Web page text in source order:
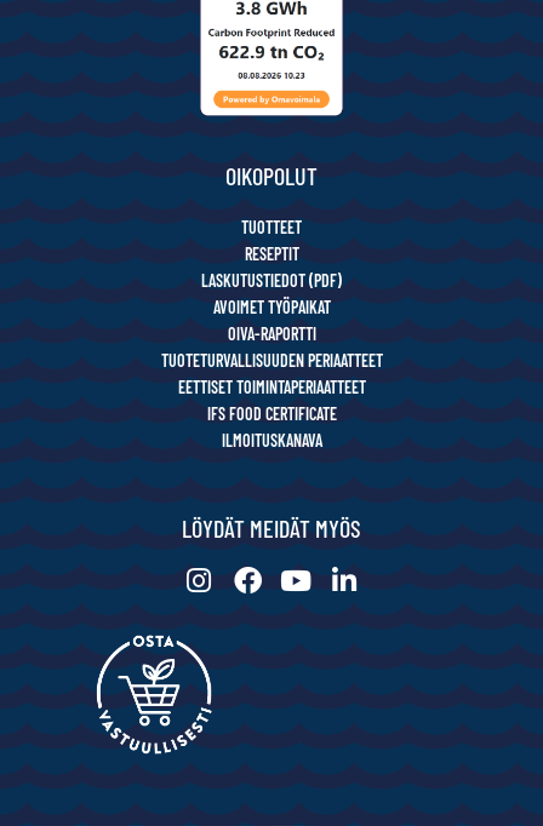
OIKOPOLUT
TUOTTEET
RESEPTIT
LASKUTUSTIEDOT (PDF)
AVOIMET TYÖPAIKAT
OIVA-RAPORTTI
TUOTETURVALLISUUDEN PERIAATTEET
EETTISET TOIMINTAPERIAATTEET
IFS FOOD CERTIFICATE
ILMOITUSKANAVA
LÖYDÄT MEIDÄT MYÖS